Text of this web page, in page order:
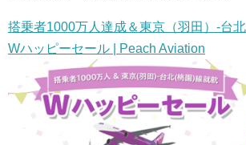
搭乗者1000万人達成＆東京（羽田）-台
Wハッピーセール | Peach Aviation